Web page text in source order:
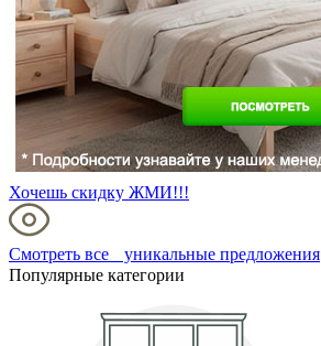
Хочешь скидку ЖМИ!!!
Смотреть все уникальные предложения
Популярные категории